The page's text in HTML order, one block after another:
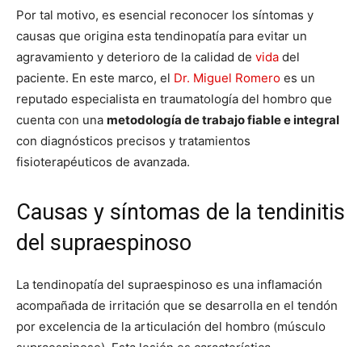
Por tal motivo, es esencial reconocer los síntomas y
causas que origina esta tendinopatía para evitar un
agravamiento y deterioro de la calidad de vida del
paciente. En este marco, el Dr. Miguel Romero es un
reputado especialista en traumatología del hombro que
cuenta con una metodología de trabajo fiable e integral
con diagnósticos precisos y tratamientos
fisioterapéuticos de avanzada.
Causas y síntomas de la tendinitis
del supraespinoso
La tendinopatía del supraespinoso es una inflamación
acompañada de irritación que se desarrolla en el tendón
por excelencia de la articulación del hombro (músculo